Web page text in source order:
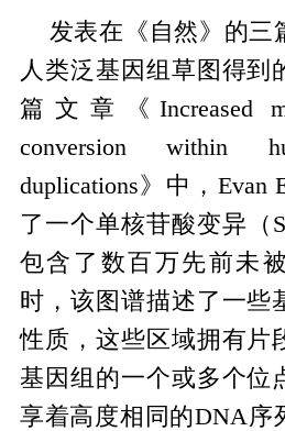
发表在《自然》的三
人类泛基因组草图得到
篇文章《Increased
conversion within
duplications》中，Evan
了一个单核苷酸变异（
包含了数百万先前未
时，该图谱描述了一些
性质，这些区域拥有片
基因组的一个或多个位
享着高度相同的DNA序